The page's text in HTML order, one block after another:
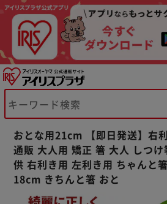
おとな用21cm 【即日発送】右
通販 大人用 矯正 箸 大人 しつ
供 右利き用 左利き用 ちゃんと
18cm きちんと箸 おと
※ご確認ください
カートに入れる